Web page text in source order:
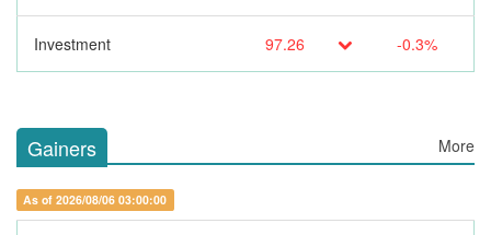
Investment 97.26 -0.3%
Gainers More
As of 2026/08/06 03:00:00